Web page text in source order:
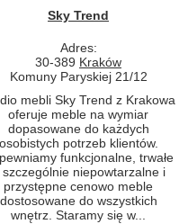
Sky Trend
Adres:
30-389 Kraków
Komuny Paryskiej 21/12
mebli Sky Trend z Krakowa
oferuje meble na wymiar
dopasowane do każdych
osobistych potrzeb klientów.
funkcjonalne, trwałe
szczególnie niepowtarzalne i
przystępne cenowo meble
dostosowane do wszystkich
wnętrz. Staramy się w...